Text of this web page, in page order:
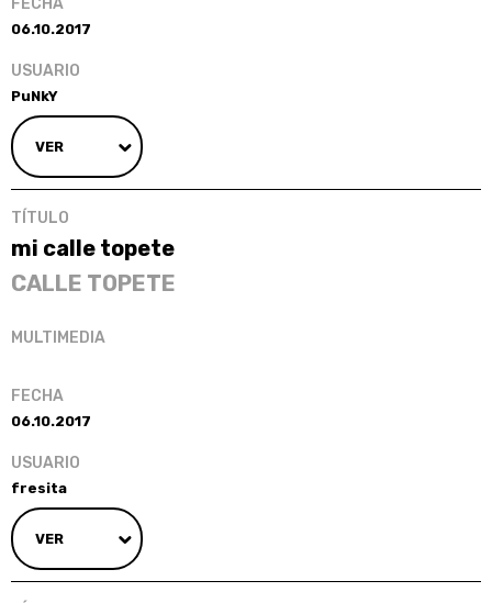
VER
06.10.2017
PuNkY
mi calle topete
CALLE TOPETE
VER
06.10.2017
fresita